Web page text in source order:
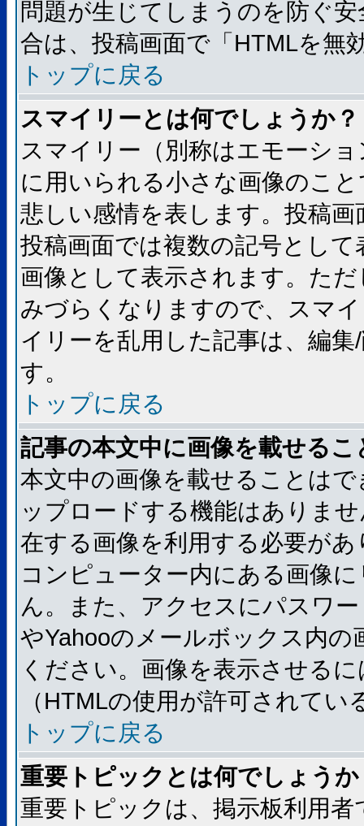
問題が生じてしまうのを防ぐ
合は、投稿画面で「HTMLを無
トップに戻る
スマイリーとは何でしょうか？
スマイリー（別称はエモーシ
に用いられる小さな画像のこ
悲しい感情を表します。投稿
投稿画面では複数の記号とし
画像として表示されます。た
みづらくなりますので、スマ
イリーを乱用した記事は、編
す。
トップに戻る
記事の本文中に画像を載せる
本文中の画像を載せることは
ップロードする機能はありま
在する画像を利用する必要が
コンピューター内にある画像
ん。また、アクセスにパスワ
やYahooのメールボックス内
ください。画像を表示させる
（HTMLの使用が許可されて
トップに戻る
重要トピックとは何でしょうか
重要トピックは、掲示板利用